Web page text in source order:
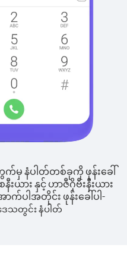
က်မှ နံပါတ်တစ်ခုကို ဖုန်းခေါ်
နီးယား နှင့် ဟာဇီဂိုဗီးနီးယား
က်ပါအတိုင်း ဖုန်းခေါ်ပါ-
ေသတွင်း နံပါတ်